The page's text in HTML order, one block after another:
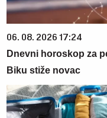
06. 08. 2026 17:24
Dnevni horoskop za
Biku stiže novac